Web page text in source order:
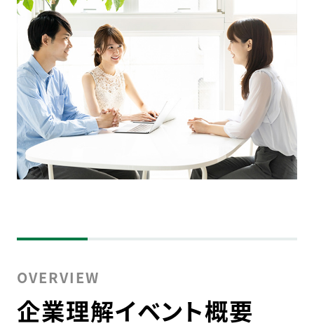
OVERVIEW
企業理解イベント概要